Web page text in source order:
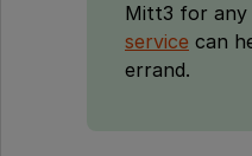
Mitt3 for any
service can
errand.